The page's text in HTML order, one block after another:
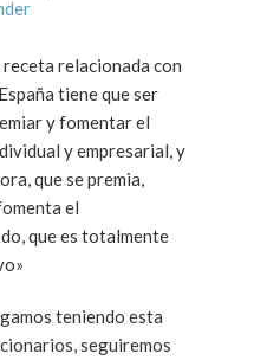
relacionada con
tiene que ser
y fomentar el
y empresarial, y
que se premia,
el
que es totalmente
teniendo esta
seguiremos